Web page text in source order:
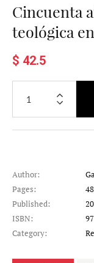
Cincuenta
teológica
$ 42.5
Author:
Pages:
48
Published:
ISBN:
Category: